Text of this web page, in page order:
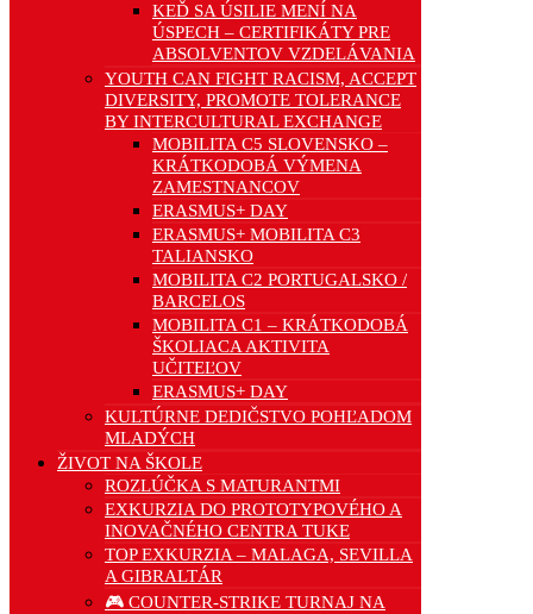
KEĎ SA ÚSILIE MENÍ NA
ÚSPECH – CERTIFIKÁTY PRE
ABSOLVENTOV VZDELÁVANIA
YOUTH CAN FIGHT RACISM, ACCEPT
DIVERSITY, PROMOTE TOLERANCE
BY INTERCULTURAL EXCHANGE
MOBILITA C5 SLOVENSKO –
KRÁTKODOBÁ VÝMENA
ZAMESTNANCOV
ERASMUS+ DAY
ERASMUS+ MOBILITA C3
TALIANSKO
MOBILITA C2 PORTUGALSKO /
BARCELOS
MOBILITA C1 – KRÁTKODOBÁ
ŠKOLIACA AKTIVITA
UČITEĽOV
ERASMUS+ DAY
KULTÚRNE DEDIČSTVO POHĽADOM
MLADÝCH
ŽIVOT NA ŠKOLE
ROZLÚČKA S MATURANTMI
EXKURZIA DO PROTOTYPOVÉHO A
INOVAČNÉHO CENTRA TUKE
TOP EXKURZIA – MALAGA, SEVILLA
A GIBRALTÁR
🎮 COUNTER-STRIKE TURNAJ NA